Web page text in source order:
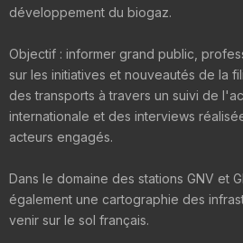
développement du biogaz.
Objectif : informer grand public,
sur les initiatives et nouveautés de la
des transports à travers un suivi de
internationale et des interviews
acteurs engagés.
Dans le domaine des stations GNV et
également une cartographie des
venir sur le sol français.